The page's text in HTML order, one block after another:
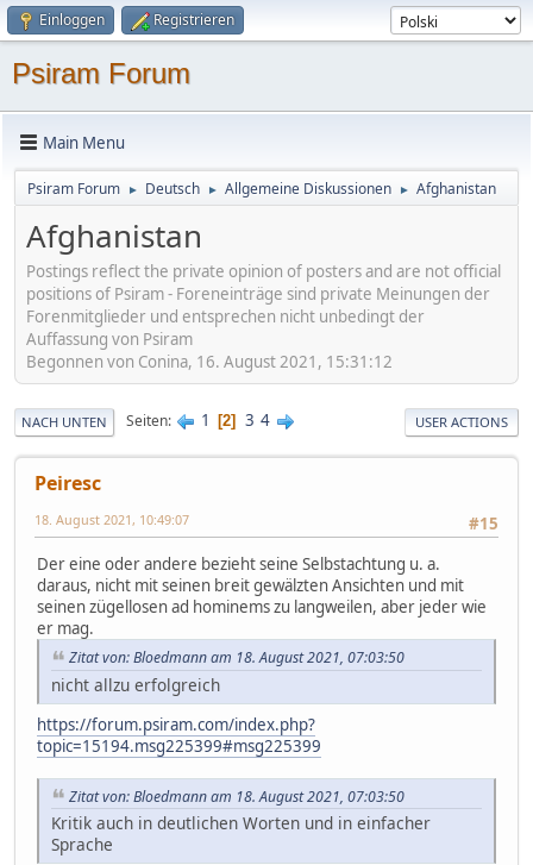
Einloggen Registrieren
Psiram Forum
Main Menu
Psiram Forum ► Deutsch ► Allgemeine Diskussionen ► Afghanistan
Afghanistan
Postings reflect the private opinion of posters and are not official
positions of Psiram - Foreneinträge sind private Meinungen der
Forenmitglieder und entsprechen nicht unbedingt der
Auffassung von Psiram
Begonnen von Conina, 16. August 2021, 15:31:12
NACH UNTEN Seiten 1 2 3 4 USER ACTIONS
Peiresc
#15
18. August 2021, 10:49:07
Der eine oder andere bezieht seine Selbstachtung u. a.
daraus, nicht mit seinen breit gewälzten Ansichten und mit
seinen zügellosen ad hominems zu langweilen, aber jeder wie
er mag.
Zitat von: Bloedmann am 18. August 2021, 07:03:50
nicht allzu erfolgreich
https://forum.psiram.com/index.php?
topic=15194.msg225399#msg225399
Zitat von: Bloedmann am 18. August 2021, 07:03:50
Kritik auch in deutlichen Worten und in einfacher
Sprache